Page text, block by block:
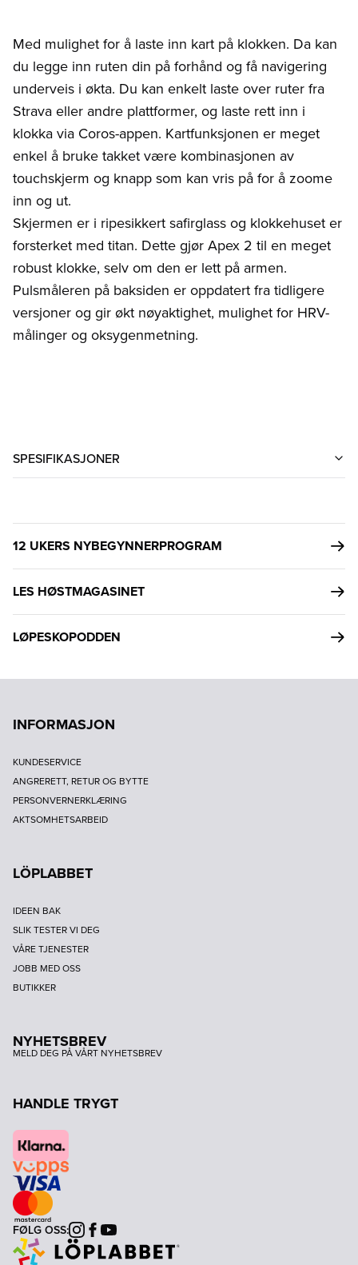
Med mulighet for å laste inn kart på klokken. Da kan
du legge inn ruten din på forhånd og få navigering
underveis i økta. Du kan enkelt laste over ruter fra
Strava eller andre plattformer, og laste rett inn i
klokka via Coros-appen. Kartfunksjonen er meget
enkel å bruke takket være kombinasjonen av
touchskjerm og knapp som kan vris på for å zoome
inn og ut.
Skjermen er i ripesikkert safirglass og klokkehuset er
forsterket med titan. Dette gjør Apex 2 til en meget
robust klokke, selv om den er lett på armen.
Pulsmåleren på baksiden er oppdatert fra tidligere
versjoner og gir økt nøyaktighet, mulighet for HRV-
målinger og oksygenmetning.
SPESIFIKASJONER
12 UKERS NYBEGYNNERPROGRAM
LES HØSTMAGASINET
LØPESKOPODDEN
INFORMASJON
KUNDESERVICE
ANGRERETT, RETUR OG BYTTE
PERSONVERNERKLÆRING
AKTSOMHETSARBEID
LÖPLABBET
IDEEN BAK
SLIK TESTER VI DEG
VÅRE TJENESTER
JOBB MED OSS
BUTIKKER
NYHETSBREV
MELD DEG PÅ VÅRT NYHETSBREV
HANDLE TRYGT
FØLG OSS:Instagram
Facebook
Youtube